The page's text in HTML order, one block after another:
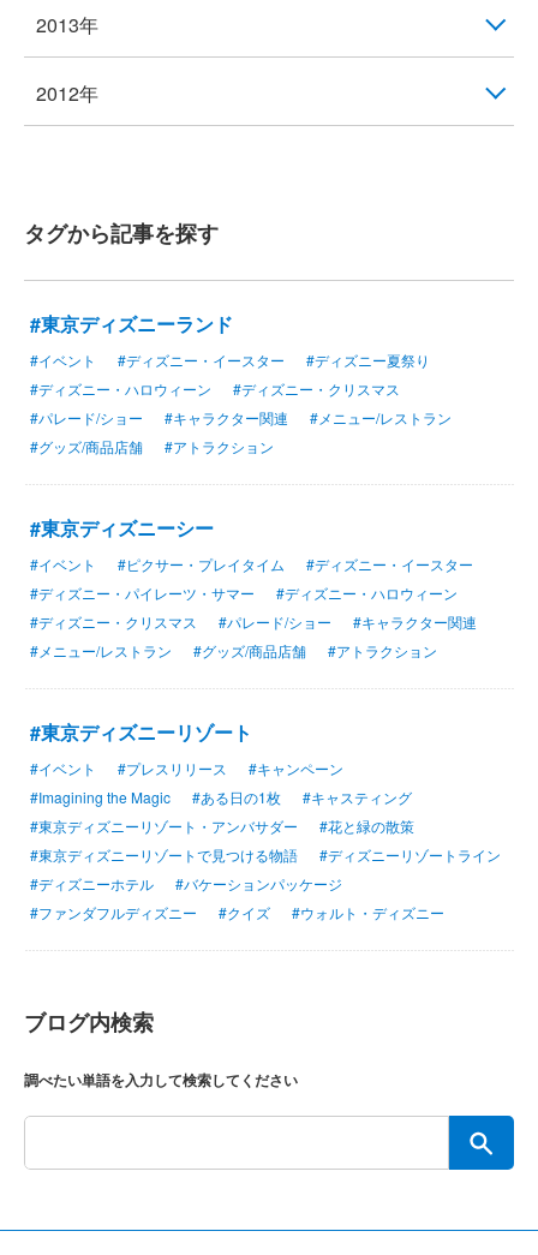
2013年
2012年
タグから記事を探す
#東京ディズニーランド
#イベント #ディズニー・イースター
#ディズニー夏祭り
#ディズニー・ハロウィーン
#ディズニー・クリスマス
#パレード/ショー
#キャラクター関連
#メニュー/レストラン
#グッズ/商品店舗
#アトラクション
#東京ディズニーシー
#イベント #ピクサー・プレイタイム
#ディズニー・イースター
#ディズニー・パイレーツ・サマー
#ディズニー・ハロウィーン
#ディズニー・クリスマス
#パレード/ショー
#キャラクター関連
#メニュー/レストラン
#グッズ/商品店舗 #アトラクション
#東京ディズニーリゾート
#イベント #プレスリリース
#キャンペーン
#Imagining the Magic
#ある日の1枚
#キャスティング
#東京ディズニーリゾート・アンバサダー
#花と緑の散策
#東京ディズニーリゾートで見つける物語
#ディズニーリゾートライン
#ディズニーホテル
#バケーションパッケージ
#ファンダフルディズニー
#クイズ #ウォルト・ディズニー
ブログ内検索
調べたい単語を入力して検索してください